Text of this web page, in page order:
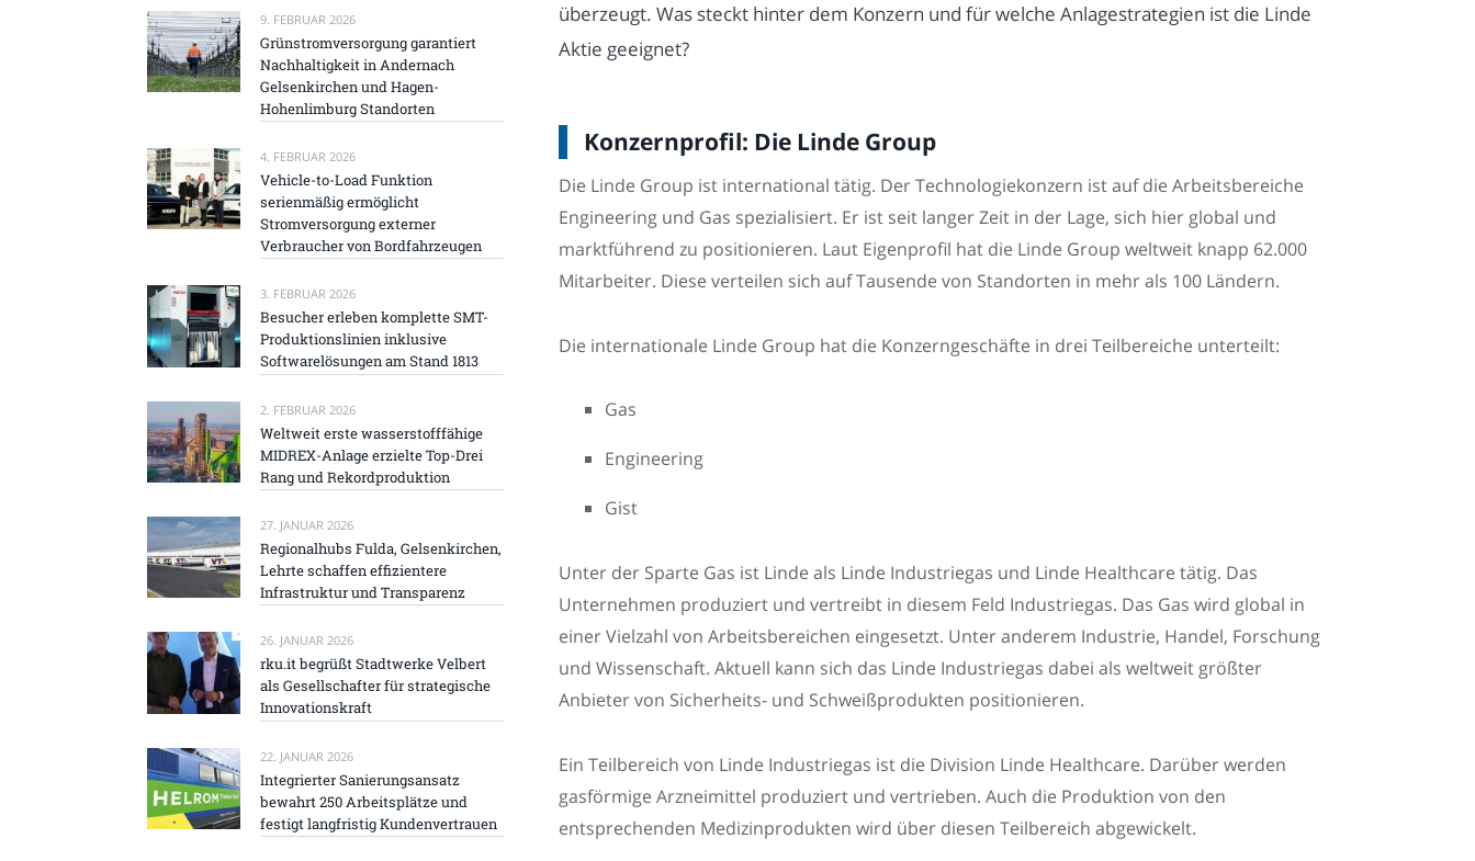
überzeugt. Was steckt hinter dem Konzern und für welche Anlagestrategien ist die Linde
Aktie geeignet?
Konzernprofil: Die Linde Group
Die Linde Group ist international tätig. Der Technologiekonzern ist auf die Arbeitsbereiche
Engineering und Gas spezialisiert. Er ist seit langer Zeit in der Lage, sich hier global und
marktführend zu positionieren. Laut Eigenprofil hat die Linde Group weltweit knapp 62.000
Mitarbeiter. Diese verteilen sich auf Tausende von Standorten in mehr als 100 Ländern.
Die internationale Linde Group hat die Konzerngeschäfte in drei Teilbereiche unterteilt:
Gas
Engineering
Gist
Unter der Sparte Gas ist Linde als Linde Industriegas und Linde Healthcare tätig. Das
Unternehmen produziert und vertreibt in diesem Feld Industriegas. Das Gas wird global in
einer Vielzahl von Arbeitsbereichen eingesetzt. Unter anderem Industrie, Handel, Forschung
und Wissenschaft. Aktuell kann sich das Linde Industriegas dabei als weltweit größter
Anbieter von Sicherheits- und Schweißprodukten positionieren.
Ein Teilbereich von Linde Industriegas ist die Division Linde Healthcare. Darüber werden
gasförmige Arzneimittel produziert und vertrieben. Auch die Produktion von den
entsprechenden Medizinprodukten wird über diesen Teilbereich abgewickelt.
9. FEBRUAR 2026
Grünstromversorgung garantiert
Nachhaltigkeit in Andernach
Gelsenkirchen und Hagen-
Hohenlimburg Standorten
4. FEBRUAR 2026
Vehicle-to-Load Funktion
serienmäßig ermöglicht
Stromversorgung externer
Verbraucher von Bordfahrzeugen
3. FEBRUAR 2026
Besucher erleben komplette SMT-
Produktionslinien inklusive
Softwarelösungen am Stand 1813
2. FEBRUAR 2026
Weltweit erste wasserstofffähige
MIDREX-Anlage erzielte Top-Drei
Rang und Rekordproduktion
27. JANUAR 2026
Regionalhubs Fulda, Gelsenkirchen,
Lehrte schaffen effizientere
Infrastruktur und Transparenz
26. JANUAR 2026
rku.it begrüßt Stadtwerke Velbert
als Gesellschafter für strategische
Innovationskraft
22. JANUAR 2026
Integrierter Sanierungsansatz
bewahrt 250 Arbeitsplätze und
festigt langfristig Kundenvertrauen